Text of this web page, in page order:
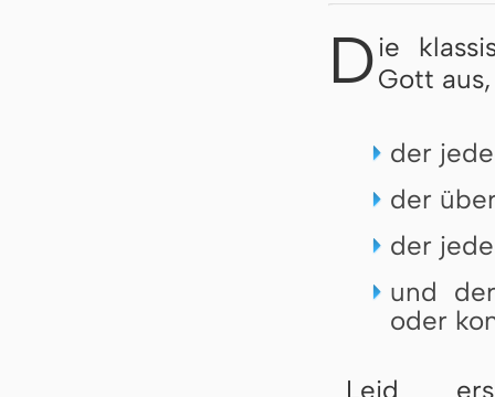
D ie
Gott aus,
der
der
der
und
oder
Leid